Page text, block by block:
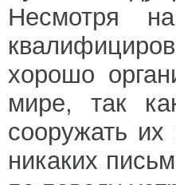
Несмотря
хорошо
мире, так
сооружать
никаких